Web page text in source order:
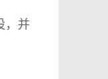
，并